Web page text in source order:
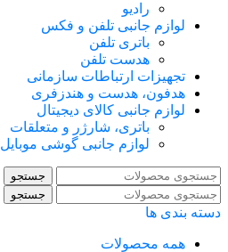
رادیو
لوازم جانبی تلفن و فکس
باتری تلفن
هدست تلفن
تجهیزات ارتباطات سازمانی
هدفون، هدست و هندزفری
لوازم جانبی کالای دیجیتال
باتری، شارژر و متعلقات
لوازم جانبی گوشی موبایل
جستجو
جستجو
دسته بندی ها
همه محصولات